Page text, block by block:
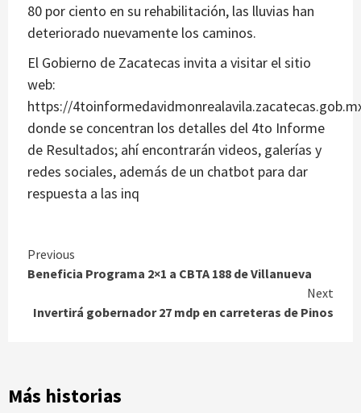
80 por ciento en su rehabilitación, las lluvias han
deteriorado nuevamente los caminos.
El Gobierno de Zacatecas invita a visitar el sitio
web:
https://
donde se concentran los detalles del 4to Informe
de Resultados; ahí encontrarán videos, galerías y
redes sociales, además de un chatbot para dar
respuesta a las inq
Continue
Reading
Previous
Beneficia Programa 2×1 a CBTA 188 de Villanueva
Next
Invertirá gobernador 27 mdp en carreteras de Pinos
Más historias